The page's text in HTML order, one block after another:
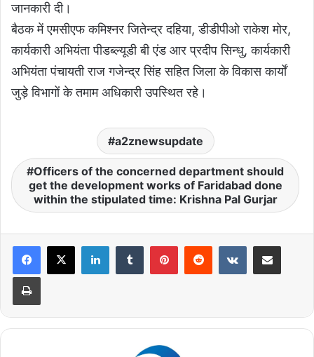
जानकारी दी।
बैठक में एमसीएफ कमिश्नर जितेन्द्र दहिया, डीडीपीओ राकेश मोर,
कार्यकारी अभियंता पीडब्ल्यूडी बी एंड आर प्रदीप सिन्धु, कार्यकारी
अभियंता पंचायती राज गजेन्द्र सिंह सहित जिला के विकास कार्यों
जुड़े विभागों के तमाम अधिकारी उपस्थित रहे।
a2znewsupdate
Officers of the concerned department should
get the development works of Faridabad done
within the stipulated time: Krishna Pal Gurjar